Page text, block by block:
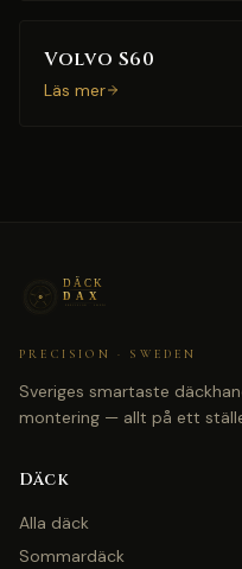
Volvo S60
Läs mer
PRECISION · SWEDEN
Sveriges smartaste
montering — allt på ett
Däck
Alla däck
Sommardäck